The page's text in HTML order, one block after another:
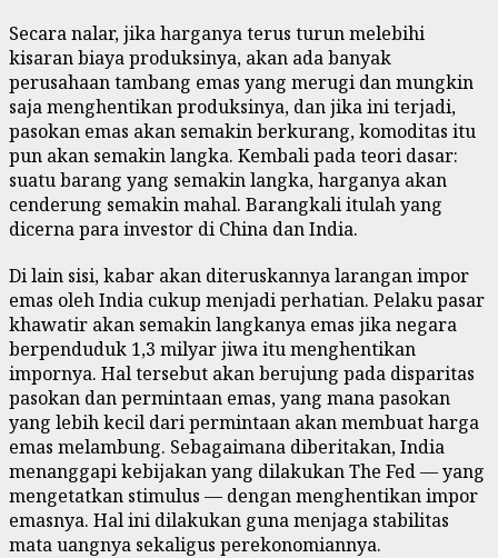
Secara nalar, jika harganya terus turun melebihi
kisaran biaya produksinya, akan ada banyak
perusahaan tambang emas yang merugi dan mungkin
saja menghentikan produksinya, dan jika ini terjadi,
pasokan emas akan semakin berkurang, komoditas itu
pun akan semakin langka. Kembali pada teori dasar:
suatu barang yang semakin langka, harganya akan
cenderung semakin mahal. Barangkali itulah yang
dicerna para investor di China dan India.
Di lain sisi, kabar akan diteruskannya larangan impor
emas oleh India cukup menjadi perhatian. Pelaku pasar
khawatir akan semakin langkanya emas jika negara
berpenduduk 1,3 milyar jiwa itu menghentikan
impornya. Hal tersebut akan berujung pada disparitas
pasokan dan permintaan emas, yang mana pasokan
yang lebih kecil dari permintaan akan membuat harga
emas melambung. Sebagaimana diberitakan, India
menanggapi kebijakan yang dilakukan The Fed — yang
mengetatkan stimulus — dengan menghentikan impor
emasnya. Hal ini dilakukan guna menjaga stabilitas
mata uangnya sekaligus perekonomiannya.